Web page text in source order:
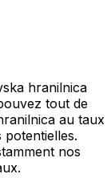
hranilnica
tout de
au taux
nos